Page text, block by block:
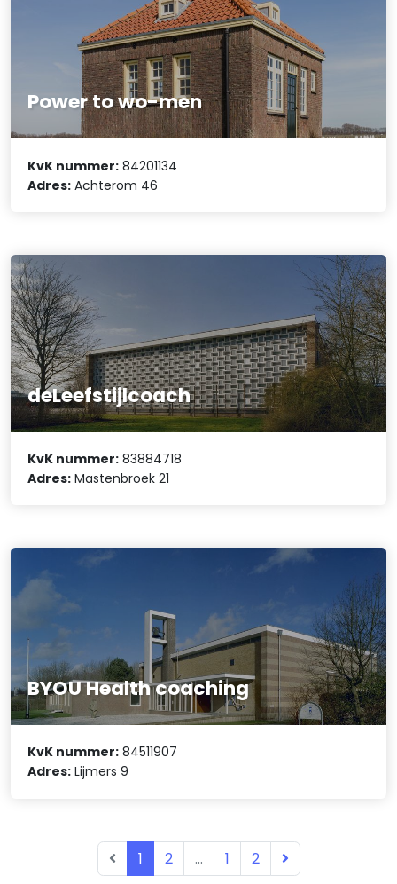
Power to wo-men
KvK nummer: 84201134
Adres: Achterom 46
deLeefstijlcoach
KvK nummer: 83884718
Adres: Mastenbroek 21
BYOU Health coaching
KvK nummer: 84511907
Adres: Lijmers 9
1 2 ... 1 2